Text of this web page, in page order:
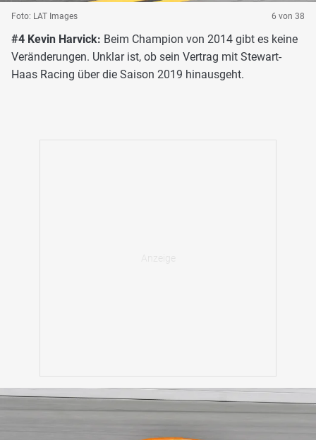
Foto: LAT Images 6 von 38
#4 Kevin Harvick: Beim Champion von 2014 gibt es keine
Veränderungen. Unklar ist, ob sein Vertrag mit Stewart-
Haas Racing über die Saison 2019 hinausgeht.